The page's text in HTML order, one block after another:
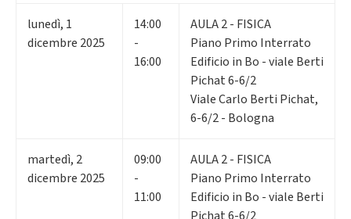
lunedì, 1
dicembre 2025
14:00
-
16:00
AULA 2 - FISICA
Piano Primo Interrato
Edificio in Bo - viale Berti
Pichat 6-6/2
Viale Carlo Berti Pichat,
6-6/2 - Bologna
martedì, 2
dicembre 2025
09:00
-
11:00
AULA 2 - FISICA
Piano Primo Interrato
Edificio in Bo - viale Berti